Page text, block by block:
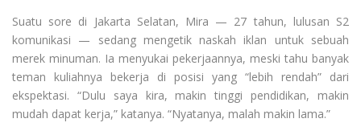
Suatu sore di Jakarta Selatan, Mira — 27 tahun, lulusan S2
komunikasi — sedang mengetik naskah iklan untuk sebuah
merek minuman. Ia menyukai pekerjaannya, meski tahu banyak
teman kuliahnya bekerja di posisi yang “lebih rendah” dari
ekspektasi. “Dulu saya kira, makin tinggi pendidikan, makin
mudah dapat kerja,” katanya. “Nyatanya, malah makin lama.”